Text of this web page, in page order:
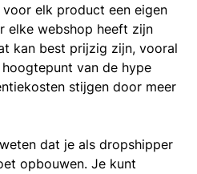
elk product een eigen
elke webshop heeft zijn
kan best prijzig zijn, vooral
van de hype
stijgen door meer
dat je als dropshipper
opbouwen. Je kunt